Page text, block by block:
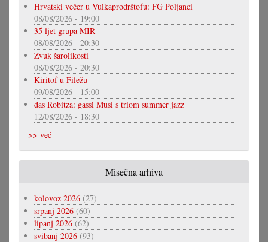
Hrvatski večer u Vulkaprodrštofu: FG Poljanci
08/08/2026 - 19:00
35 ljet grupa MIR
08/08/2026 - 20:30
Zvuk šarolikosti
08/08/2026 - 20:30
Kiritof u Filežu
09/08/2026 - 15:00
das Robitza: gassl Musi s triom summer jazz
12/08/2026 - 18:30
>> već
Misečna arhiva
kolovoz 2026 (27)
srpanj 2026 (60)
lipanj 2026 (62)
svibanj 2026 (93)